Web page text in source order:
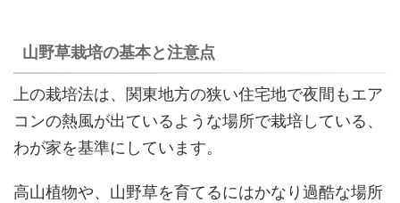
山野草栽培の基本と注意点
上の栽培法は、関東地方の狭い住宅地で夜間もエア
コンの熱風が出ているような場所で栽培している、
わが家を基準にしています。
高山植物や、山野草を育てるにはかなり過酷な場所